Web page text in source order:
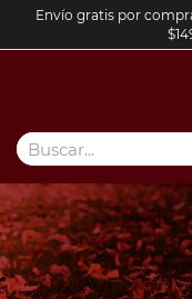
Envío gratis por